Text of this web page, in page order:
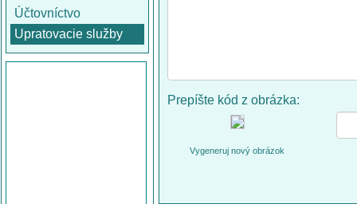
Účtovníctvo
Upratovacie služby
Prepíšte kód z obrázka:
Vygeneruj nový obrázok